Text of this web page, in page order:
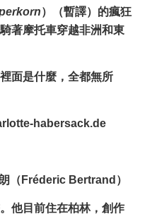
）（暫譯）的瘋狂
著摩托車穿越非洲和東
面是什麼，全都無所
habersack.de
（Fréderic Bertrand）
他目前住在柏林，創作